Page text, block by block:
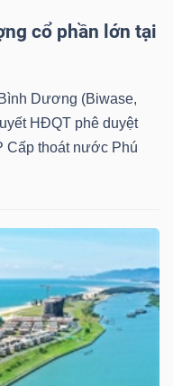
cổ phần lớn tại
Dương (Biwase,
HĐQT phê duyệt
Cấp thoát nước Phú